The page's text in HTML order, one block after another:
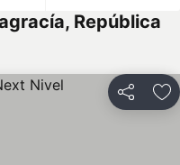
República
Compartir